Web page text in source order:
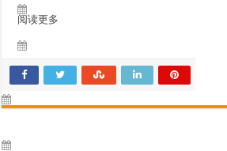
阅读更多